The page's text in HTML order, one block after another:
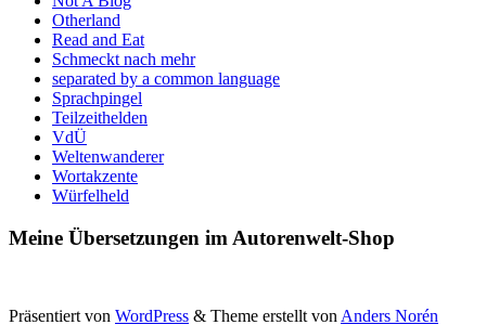
Otherland
Read and Eat
Schmeckt nach mehr
separated by a common language
Sprachpingel
Teilzeithelden
VdÜ
Weltenwanderer
Wortakzente
Würfelheld
Meine Übersetzungen im Autorenwelt-Shop
Präsentiert von WordPress & Theme erstellt von Anders Norén